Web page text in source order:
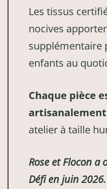
Les tissus
nocives
supplémentaire
enfants au
Chaque pièce
artisanalement
atelier à taille
Rose et Flocon a
Défi en juin 2026.